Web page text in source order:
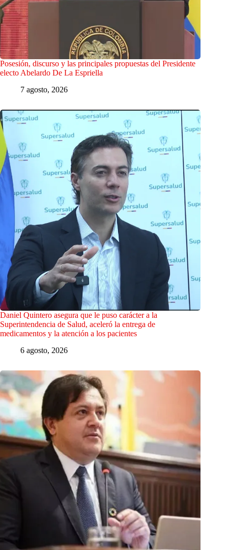
Posesión, discurso y las principales propuestas del Presidente
electo Abelardo De La Espriella
7 agosto, 2026
Daniel Quintero asegura que le puso carácter a la
Superintendencia de Salud, aceleró la entrega de
medicamentos y la atención a los pacientes
6 agosto, 2026